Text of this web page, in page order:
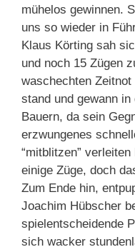
mühelos gewinnen.
uns so wieder in
Klaus Körting sah
und noch 15 Zügen
waschechten
stand und gewann
Bauern, da sein
erzwungenes
“mitblitzen”
einige Züge, doch
Zum Ende hin,
Joachim Hübscher
spielentscheidende
sich wacker